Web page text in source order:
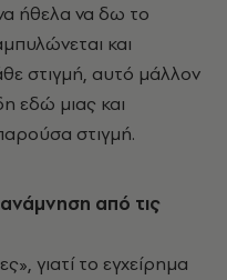
ήθελα να δω το
και
στιγμή, αυτό μάλλον
εδώ μιας και
στιγμή.
από τις
γιατί το εγχείρημα